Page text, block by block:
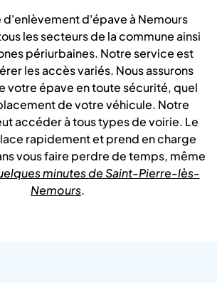
d'enlèvement d'épave à Nemours
les secteurs de la commune ainsi
périurbaines. Notre service est
les accès variés. Nous assurons
votre épave en toute sécurité, quel
de votre véhicule. Notre
accéder à tous types de voirie. Le
rapidement et prend en charge
vous faire perdre de temps, même
minutes de Saint-Pierre-lès-
Nemours.